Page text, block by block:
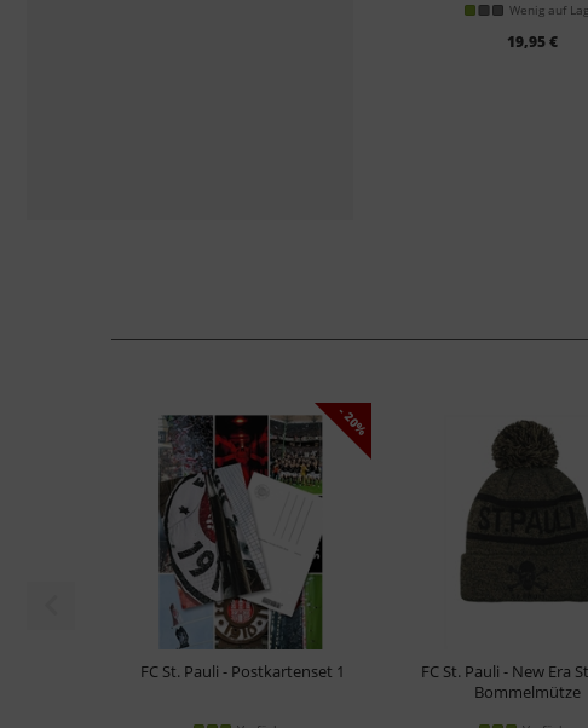
Wenig auf
19,95 €
FC St. Pauli - Postkartenset 1
- 20%
FC St. Pauli - New Era
Bommelmütze